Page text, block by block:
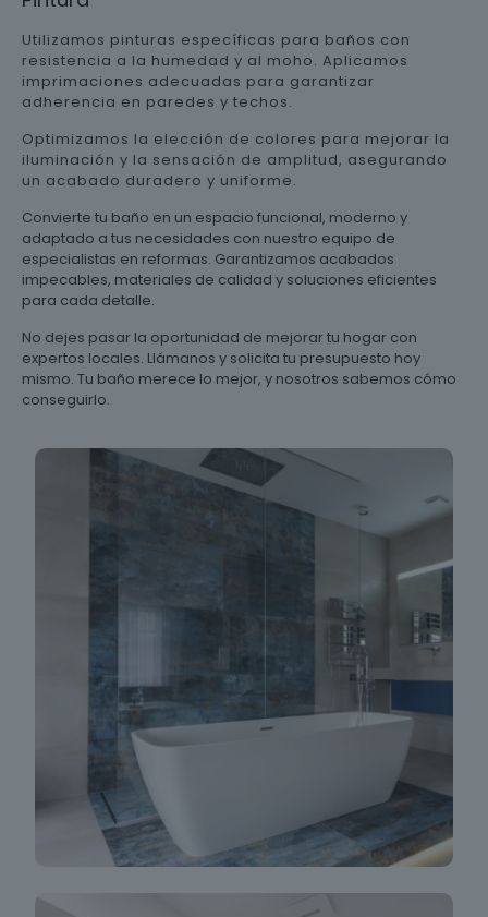
Utilizamos pinturas específicas para baños con
resistencia a la humedad y al moho. Aplicamos
imprimaciones adecuadas para garantizar
adherencia en paredes y techos.
Optimizamos la elección de colores para mejorar la
iluminación y la sensación de amplitud, asegurando
un acabado duradero y uniforme.
Convierte tu baño en un espacio funcional, moderno y
adaptado a tus necesidades con nuestro equipo de
especialistas en reformas. Garantizamos acabados
impecables, materiales de calidad y soluciones eficientes
para cada detalle.
No dejes pasar la oportunidad de mejorar tu hogar con
expertos locales. Llámanos y solicita tu presupuesto hoy
mismo. Tu baño merece lo mejor, y nosotros sabemos cómo
conseguirlo.